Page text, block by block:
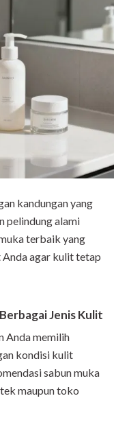
kandungan yang
pelindung alami
terbaik yang
Anda agar kulit tetap
Jenis Kulit
Anda memilih
kondisi kulit
sabun muka
maupun toko